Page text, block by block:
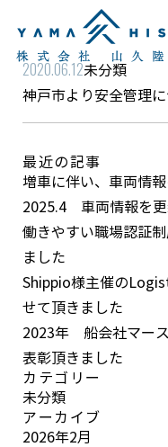
2020.06.12未分類
神戸市より安全管理
最近の記事
増車に伴い、車両情
2025.4 車両情報を更
働きやすい職場認証
ました
Shippio様主催の
せて頂きました
2023年 船会社マー
表彰頂きました
カテゴリー
未分類
アーカイブ
2026年2月